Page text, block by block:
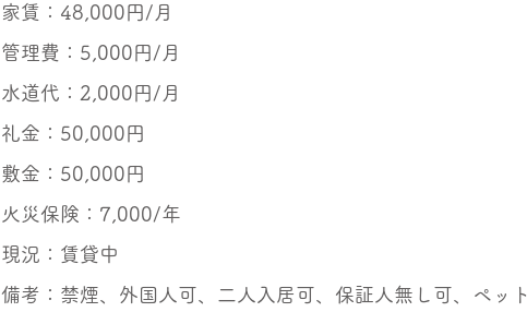
​家賃：48,000円/月
管理費：5,000円/月
水道代：2,000円/月
礼金：50,000円
敷金：50,000円
火災保険：7,000/年
現況：賃貸中
備考：禁煙、外国人可、二人入居可、保証人無し可、ペット